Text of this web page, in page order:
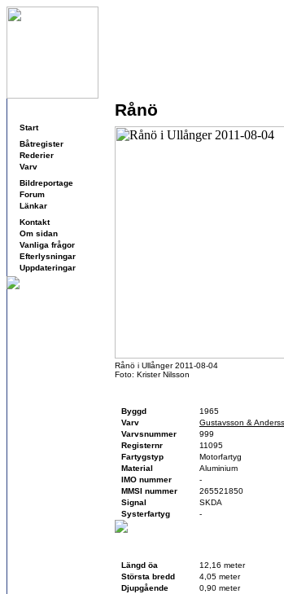
Start
Båtregister
Rederier
Varv
Bildreportage
Forum
Länkar
Kontakt
Om sidan
Vanliga frågor
Efterlysningar
Uppdateringar
Rånö
Rånö i Ullånger 2011-08-04
Foto: Krister Nilsson
Byggd
1965
Varv
Gustavsson &
Varvsnummer
999
Registernr
11095
Fartygstyp
Motorfartyg
Material
Aluminium
IMO nummer
-
MMSI nummer
265521850
Signal
SKDA
Systerfartyg
-
Längd öa
12,16 meter
Största bredd
4,05 meter
Djupgående
0,90 meter